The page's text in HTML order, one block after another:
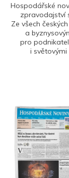
Hospodářské
zpravodajství
Ze všech
a
pro
i světovými